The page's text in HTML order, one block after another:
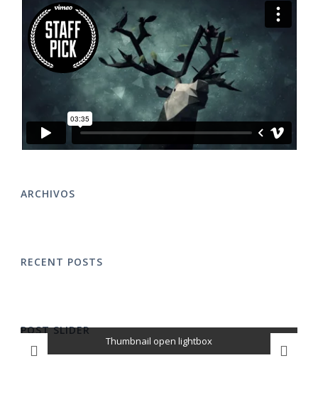
ARCHIVOS
RECENT POSTS
POST SLIDER
Thumbnail open lightbox
Thumbnail link to post
Open video lightbox